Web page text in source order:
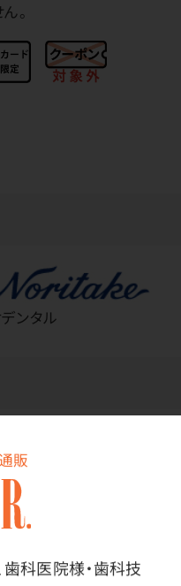
販
歯科医院様・歯科技
。
ンタル
ヴィンテージMP（松
ン）、VMK95（ビタ）、ゼ
ャルMC（GC）など◇適
ック修復用貴金属材料